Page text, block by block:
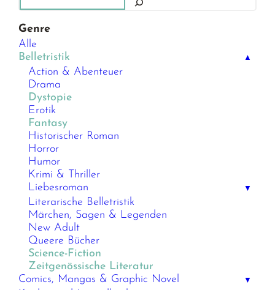
Genre
Alle
Belletristik
▲
Action & Abenteuer
Drama
Dystopie
Erotik
Fantasy
Historischer Roman
Horror
Humor
Krimi & Thriller
Liebesroman
▼
Literarische Belletristik
Märchen, Sagen & Legenden
New Adult
Queere Bücher
Science-Fiction
Zeitgenössische Literatur
Comics, Mangas & Graphic Novel
▼